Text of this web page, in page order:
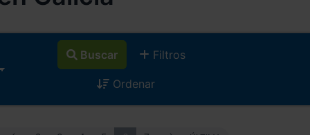
Buscar Filtros
Ordenar